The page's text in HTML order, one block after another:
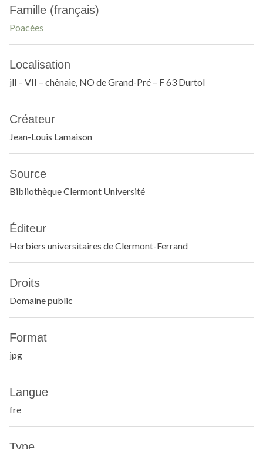
Famille (français)
Poacées
Localisation
jll – VII – chênaie, NO de Grand-Pré – F 63 Durtol
Créateur
Jean-Louis Lamaison
Source
Bibliothèque Clermont Université
Éditeur
Herbiers universitaires de Clermont-Ferrand
Droits
Domaine public
Format
jpg
Langue
fre